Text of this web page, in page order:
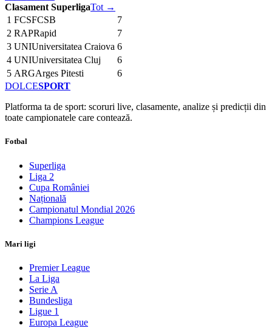
Clasament SuperligaTot →
1 FCSFCSB
7
2 RAPRapid
7
3 UNIUniversitatea Craiova 6
4 UNIUniversitatea Cluj
6
5 ARGArges Pitesti
6
DOLCESPORT
Platforma ta de sport: scoruri live, clasamente, analize și predicții din
toate campionatele care contează.
Fotbal
Superliga
Liga 2
Cupa României
Națională
Campionatul Mondial 2026
Champions League
Mari ligi
Premier League
La Liga
Serie A
Bundesliga
Ligue 1
Europa League